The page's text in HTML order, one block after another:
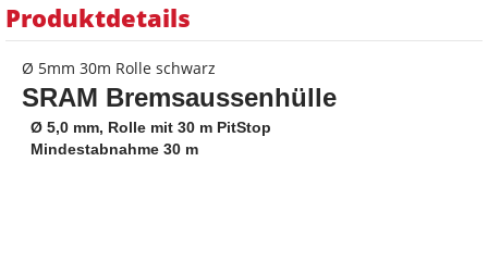
Produktdetails
Ø 5mm 30m Rolle schwarz
SRAM Bremsaussenhülle
 Ø 5,0 mm, Rolle mit 30 m PitStop
 Mindestabnahme 30 m